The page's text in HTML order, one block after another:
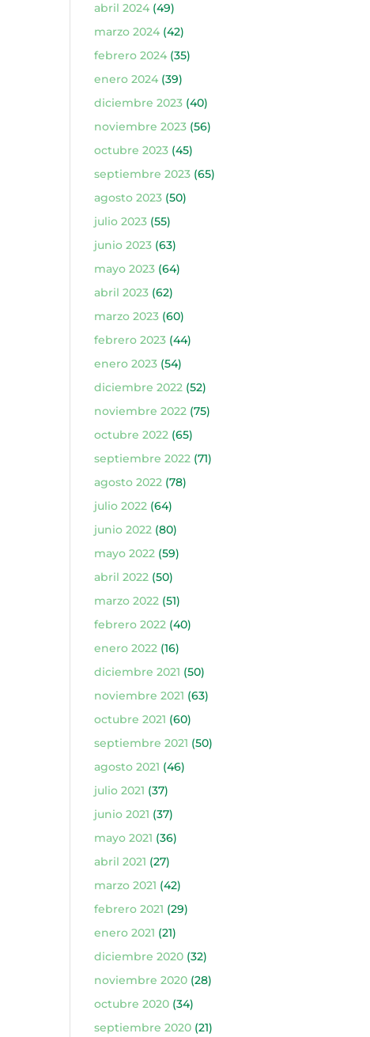
abril 2024(49)
marzo 2024(42)
febrero 2024(35)
enero 2024(39)
diciembre 2023(40)
noviembre 2023(56)
octubre 2023(45)
septiembre 2023(65)
agosto 2023(50)
julio 2023(55)
junio 2023(63)
mayo 2023(64)
abril 2023(62)
marzo 2023(60)
febrero 2023(44)
enero 2023(54)
diciembre 2022(52)
noviembre 2022(75)
octubre 2022(65)
septiembre 2022(71)
agosto 2022(78)
julio 2022(64)
junio 2022(80)
mayo 2022(59)
abril 2022(50)
marzo 2022(51)
febrero 2022(40)
enero 2022(16)
diciembre 2021 (50)
noviembre 2021 (63)
octubre 2021 (60)
septiembre 2021 (50)
agosto 2021 (46)
julio 2021 (37)
junio 2021 (37)
mayo 2021 (36)
abril 2021 (27)
marzo 2021 (42)
febrero 2021 (29)
enero 2021 (21)
diciembre 2020(32)
noviembre 2020(28)
octubre 2020(34)
septiembre 2020(21)